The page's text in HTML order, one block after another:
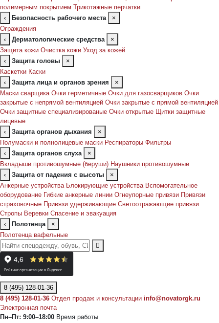
полимерным покрытием Трикотажные перчатки
‹
Безопасность рабочего места
×
Ограждения
‹
Дерматологические средства
×
Защита кожи Очистка кожи Уход за кожей
‹
Защита головы
×
Каскетки Каски
‹
Защита лица и органов зрения
×
Маски сварщика Очки герметичные Очки для газосварщиков Очки
закрытые с непрямой вентиляцией Очки закрытые с прямой вентиляцией
Очки защитные специализированые Очки открытые Щитки защитные
лицевые
‹
Защита органов дыхания
×
Полумаски и полнолицевые маски Респираторы Фильтры
‹
Защита органов слуха
×
Вкладыши противошумные (беруши) Наушники противошумные
‹
Защита от падения с высоты
×
Анкерные устройства Блокирующие устройства Вспомогательное
оборудование Гибкие анкерные линии Огнеупорные привязи Привязи
страховочные Привязи удерживающие Светоотражающие привязи
Стропы Веревки Спасение и эвакуация
‹
Полотенца
×
Полотенца вафельные
8 (495) 128-01-36
8 (495) 128-01-36 Отдел продаж и консультации info@novatorgk.ru
Электронная почта
Пн–Пт: 9:00–18:00 Время работы